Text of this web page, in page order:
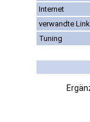
Internet
verwandte
Tuning